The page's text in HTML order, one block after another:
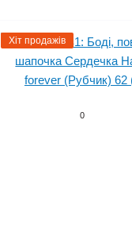
Хіт продажів
0